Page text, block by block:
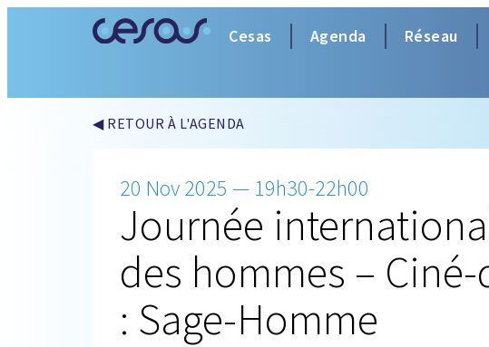
Cesas Agenda Réseau
◀ RETOUR À L'AGENDA
20 Nov 2025 — 19h30-22h00
Journée
des hommes –
: Sage-Homme